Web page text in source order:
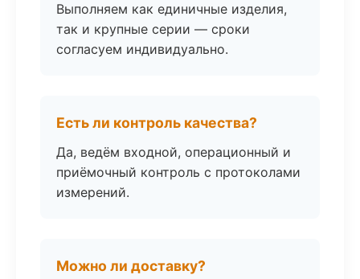
Выполняем как единичные изделия,
так и крупные серии — сроки
согласуем индивидуально.
Есть ли контроль качества?
Да, ведём входной, операционный и
приёмочный контроль с протоколами
измерений.
Можно ли доставку?